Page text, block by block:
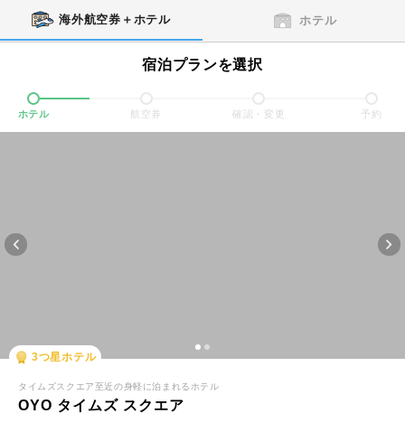
海外航空券＋ホテル ホテル
宿泊プランを選択
ホテル 航空券 確認・変更 予約
3つ星ホテル
タイムズスクエア至近の身軽に泊まれるホテル
OYO タイムズ スクエア